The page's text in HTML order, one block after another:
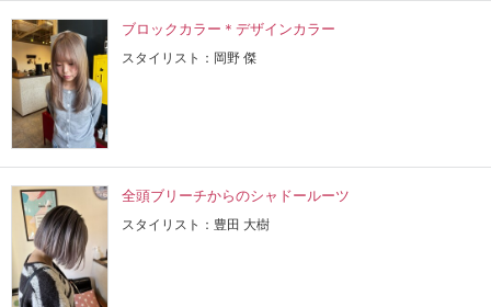
ブロックカラー＊デザインカラー
スタイリスト：岡野 傑
全頭ブリーチからのシャドールーツ
スタイリスト：豊田 大樹